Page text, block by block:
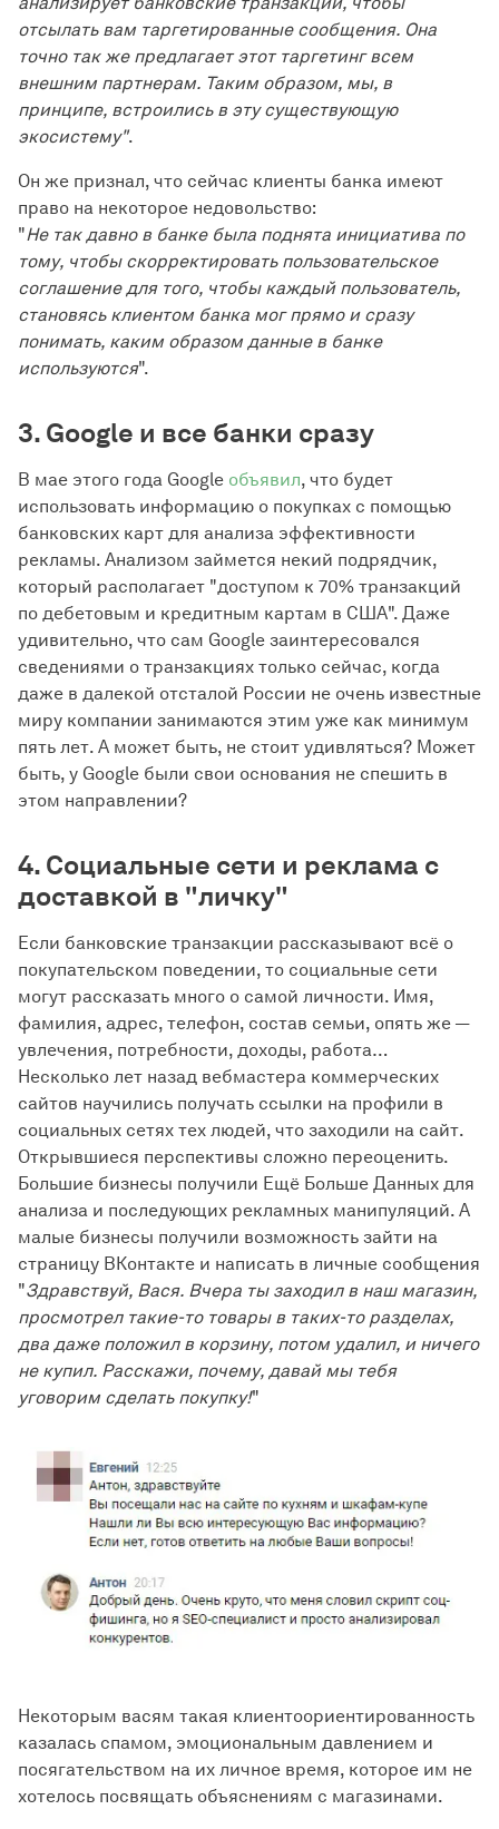
отсылать вам таргетированные сообщения. Она
точно так же предлагает этот таргетинг всем
внешним партнерам. Таким образом, мы, в
принципе, встроились в эту существующую
экосистему".
Он же признал, что сейчас клиенты банка имеют
право на некоторое недовольство:
"Не так давно в банке была поднята инициатива по
тому, чтобы скорректировать пользовательское
соглашение для того, чтобы каждый пользователь,
становясь клиентом банка мог прямо и сразу
понимать, каким образом данные в банке
используются".
3. Google и все банки сразу
В мае этого года Google объявил, что будет
использовать информацию о покупках с помощью
банковских карт для анализа эффективности
рекламы. Анализом займется некий подрядчик,
который располагает "доступом к 70% транзакций
по дебетовым и кредитным картам в США". Даже
удивительно, что сам Google заинтересовался
сведениями о транзакциях только сейчас, когда
даже в далекой отсталой России не очень известные
миру компании занимаются этим уже как минимум
пять лет. А может быть, не стоит удивляться? Может
быть, у Google были свои основания не спешить в
этом направлении?
4. Социальные сети и реклама с
доставкой в "личку"
Если банковские транзакции рассказывают всё о
покупательском поведении, то социальные сети
могут рассказать много о самой личности. Имя,
фамилия, адрес, телефон, состав семьи, опять же —
увлечения, потребности, доходы, работа…
Несколько лет назад вебмастера коммерческих
сайтов научились получать ссылки на профили в
социальных сетях тех людей, что заходили на сайт.
Открывшиеся перспективы сложно переоценить.
Большие бизнесы получили Ещё Больше Данных для
анализа и последующих рекламных манипуляций. А
малые бизнесы получили возможность зайти на
страницу ВКонтакте и написать в личные сообщения
"Здравствуй, Вася. Вчера ты заходил в наш магазин,
просмотрел такие-то товары в таких-то разделах,
два даже положил в корзину, потом удалил, и ничего
не купил. Расскажи, почему, давай мы тебя
уговорим сделать покупку!"
Некоторым васям такая клиентоориентированность
казалась спамом, эмоциональным давлением и
посягательством на их личное время, которое им не
хотелось посвящать объяснениям с магазинами.